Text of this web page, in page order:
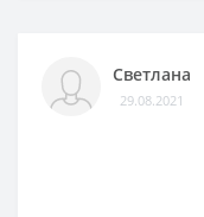
Светлана
29.08.2021